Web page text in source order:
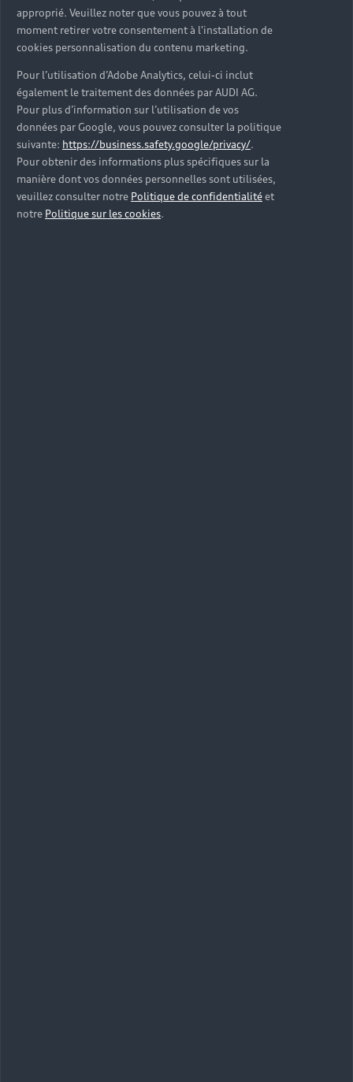
approprié. Veuillez noter que vous pouvez à tout
moment retirer votre consentement à l'installation de
cookies personnalisation du contenu marketing.
Pour l’utilisation d’Adobe Analytics, celui-ci inclut
également le traitement des données par AUDI AG.
Pour plus d’information sur l’utilisation de vos
données par Google, vous pouvez consulter la politique
suivante: https://business.safety.google/privacy/.
Pour obtenir des informations plus spécifiques sur la
manière dont vos données personnelles sont utilisées,
veuillez consulter notre Politique de confidentialitéet
notre Politique sur les cookies.